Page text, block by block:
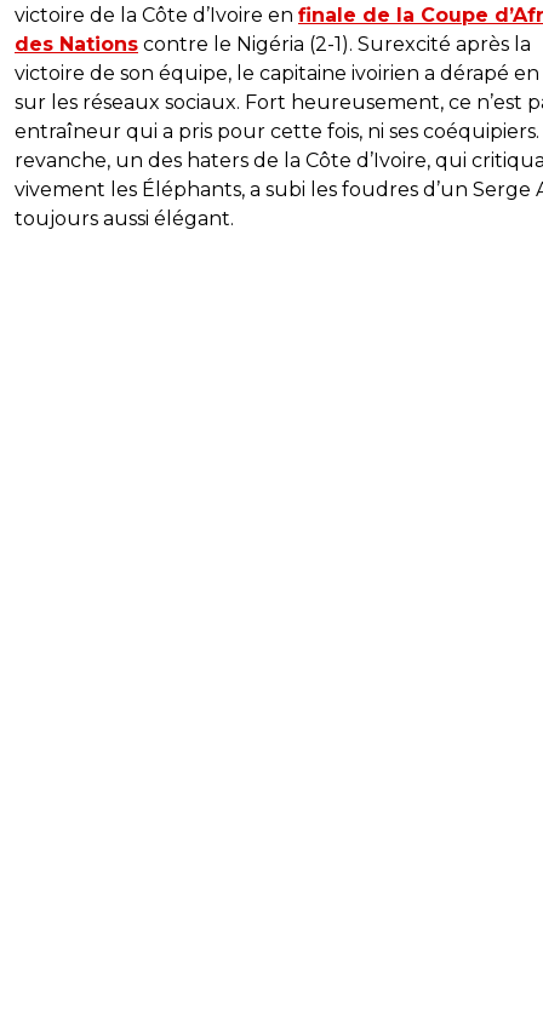
victoire de la Côte d’Ivoire en finale de la Coupe
des Nations contre le Nigéria (2-1). Surexcité après la
victoire de son équipe, le capitaine ivoirien a dérapé
sur les réseaux sociaux. Fort heureusement, ce n’est
entraîneur qui a pris pour cette fois, ni ses coéquipiers.
revanche, un des haters de la Côte d’Ivoire, qui
vivement les Éléphants, a subi les foudres d’un Serge
toujours aussi élégant.